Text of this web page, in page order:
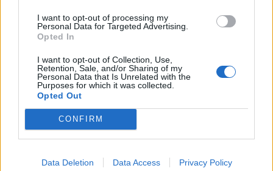
I want to opt-out of processing my
Personal Data for Targeted Advertising.
Opted In
I want to opt-out of Collection, Use,
Retention, Sale, and/or Sharing of my
Personal Data that Is Unrelated with the
Purposes for which it was collected.
Opted Out
CONFIRM
Data Deletion Data Access Privacy Policy
BALOGH GÁBOR 12
Az olvasó szuverenitása
A Fidesz a nemzeti szuverenitást, Magyar
Péter a kormányváltást félti a sajtótól, a
szerkesztőségek pedig saját autonómiájukat
a hatalomtól. Az olvasóról, hallgatóról,
nézőről viszont alig beszélünk.